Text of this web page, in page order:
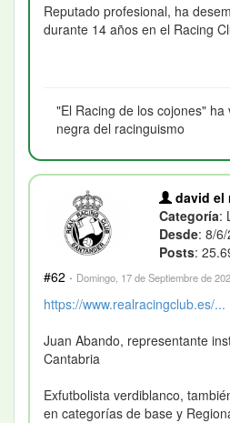
Reputado profesional, ha
durante 14 años en el Racing
"El Racing de los cojones" ha
negra del racinguismo
david el
Categoría:
Desde: 8/
Posts:
#62 · Domingo, 17 de Septiembre de
https://www.realracingclub.es/...
Juan Abando, representante
Cantabria
Exfutbolista verdiblanco,
en categorías de base y